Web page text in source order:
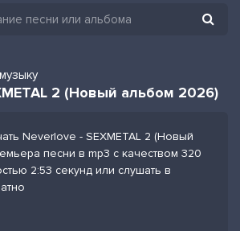
2 (Новый альбом 2026)
Neverlove - SEXMETAL 2 (Новый
песни в mp3 с качеством 320
2:53 секунд или слушать в